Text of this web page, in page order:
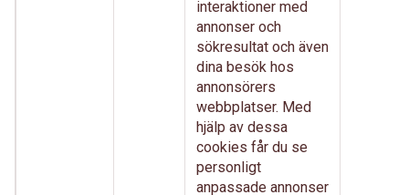
interaktioner med
annonser och
sökresultat och även
dina besök hos
annonsörers
webbplatser. Med
hjälp av dessa
cookies får du se
personligt
anpassade annonser